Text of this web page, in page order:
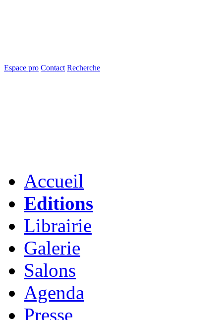
Espace pro Contact Recherche
Accueil
Editions
Librairie
Galerie
Salons
Agenda
Presse